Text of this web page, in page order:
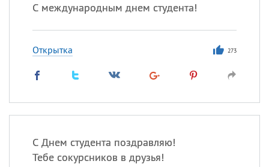
С международным днем студента!
Открытка 273
С Днем студента поздравляю!
Тебе сокурсников в друзья!